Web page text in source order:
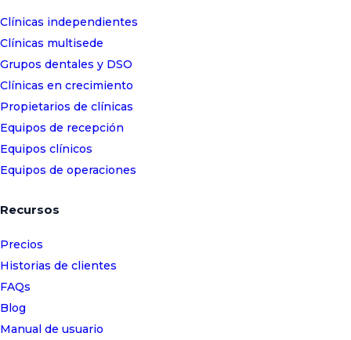
Clínicas independientes
Clínicas multisede
Grupos dentales y DSO
Clínicas en crecimiento
Propietarios de clínicas
Equipos de recepción
Equipos clínicos
Equipos de operaciones
Recursos
Precios
Historias de clientes
FAQs
Blog
Manual de usuario